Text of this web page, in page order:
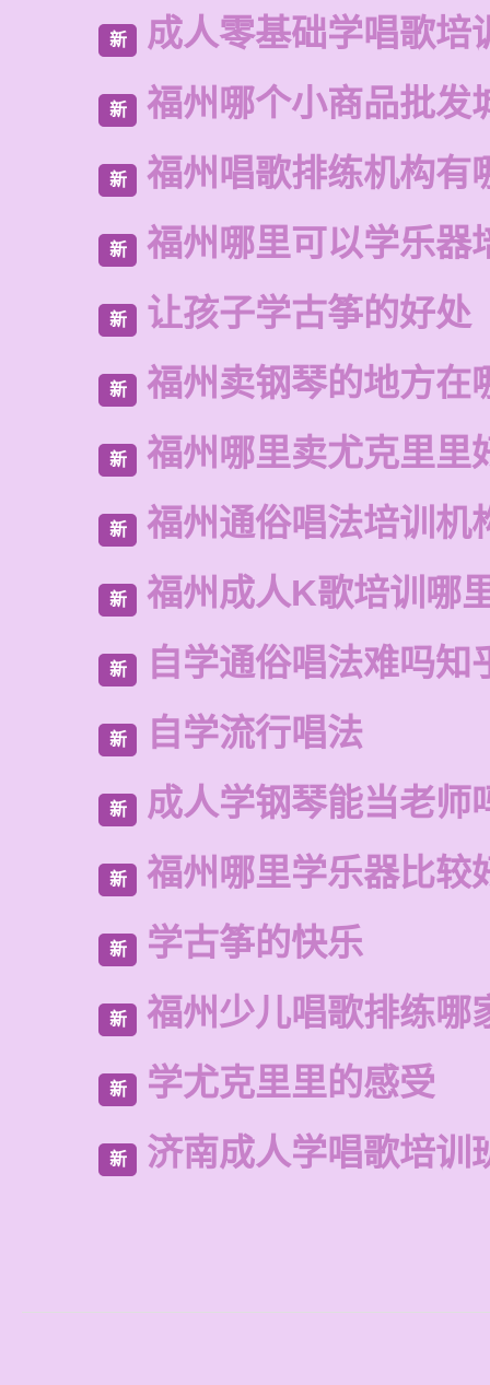
新 成人零基础学唱歌培
新 福州哪个小商品批发
新 福州唱歌排练机构有
新 福州哪里可以学乐器
新 让孩子学古筝的好处
新 福州卖钢琴的地方在
新 福州哪里卖尤克里里
新 福州通俗唱法培训机
新 福州成人K歌培训哪
新 自学通俗唱法难吗知
新 自学流行唱法
新 成人学钢琴能当老师
新 福州哪里学乐器比较
新 学古筝的快乐
新 福州少儿唱歌排练哪
新 学尤克里里的感受
新 济南成人学唱歌培训